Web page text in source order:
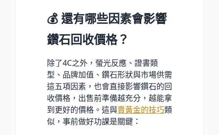
💰 還有哪些因素會影響
鑽石回收價格？
除了4C之外，螢光反應、證書類
型、品牌加值、鑽石形狀與市場供需
這五項因素，也會直接影響鑽石的回
收價格，出售前準備越充分，越能拿
到更好的價格。這與賣黃金的技巧類
似，事前做好功課是關鍵：